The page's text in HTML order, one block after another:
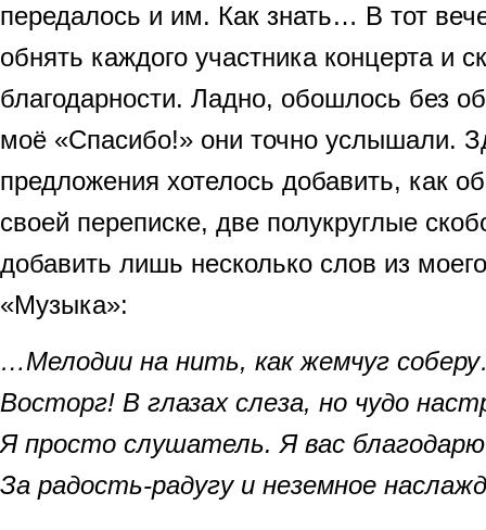
передалось и им. Как знать… В тот
обнять каждого участника концерта и
благодарности. Ладно, обошлось без
моё «Спасибо!» они точно услышали.
предложения хотелось добавить, как
своей переписке, две полукруглые
добавить лишь несколько слов из
«Музыка»:
…Мелодии на нить, как жемчуг
Восторг! В глазах слеза, но чудо
Я просто слушатель. Я вас благодарю
За радость-радугу и неземное